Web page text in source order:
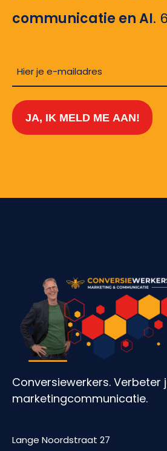
communicatie en AI.
Vul
je
e-
mailadres
JA, IK MELD ME AAN!
Conversiewerkers. Verbeter
marketingcommunicatie.
Lange Noordstraat 27